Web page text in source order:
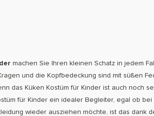
machen Sie Ihren kleinen Schatz in jedem
und die Kopfbedeckung sind mit süßen
das Küken Kostüm für Kinder ist auch noch
für Kinder ein idealer Begleiter, egal ob
wieder ausziehen möchte, ist das dank